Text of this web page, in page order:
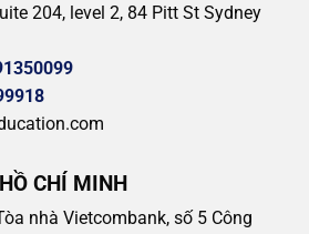
204, level 2, 84 Pitt St Sydney
CHÍ MINH
nhà Vietcombank, số 5 Công